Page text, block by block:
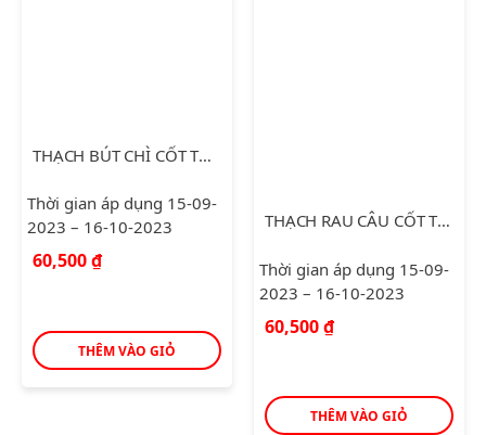
THẠCH BÚT CHÌ CỐT TRÁI CÂY TƯƠI
Thời gian áp dụng 15-09-
2023 – 16-10-2023
60,500₫
THÊM VÀO GIỎ
THẠCH RAU CÂU CỐT TRÁI CÂY TƯƠI FRUIT GEL
Thời gian áp dụng 15-09-
2023 – 16-10-2023
60,500₫
THÊM VÀO GIỎ